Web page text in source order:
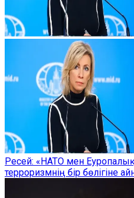
Ресей: «НАТО мен
терроризмнің бір бөлігіне